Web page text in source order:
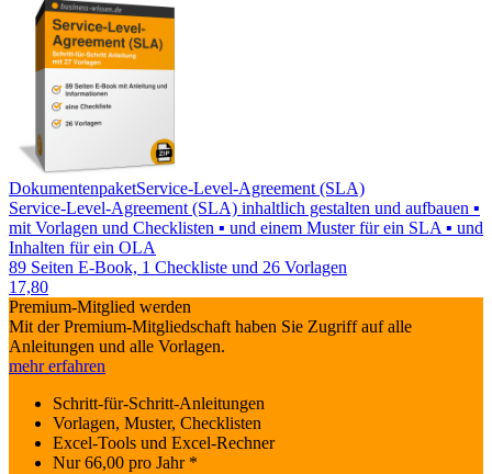
DokumentenpaketService-Level-Agreement (SLA)
Service-Level-Agreement (SLA) inhaltlich gestalten und aufbauen ▪
mit Vorlagen und Checklisten ▪ und einem Muster für ein SLA ▪ und
Inhalten für ein OLA
89 Seiten E-Book, 1 Checkliste und 26 Vorlagen
17,80
Premium-Mitglied werden
Mit der Premium-Mitgliedschaft haben Sie Zugriff auf alle
Anleitungen und alle Vorlagen.
mehr erfahren
Schritt-für-Schritt-Anleitungen
Vorlagen, Muster, Checklisten
Excel-Tools und Excel-Rechner
Nur66,00 pro Jahr *